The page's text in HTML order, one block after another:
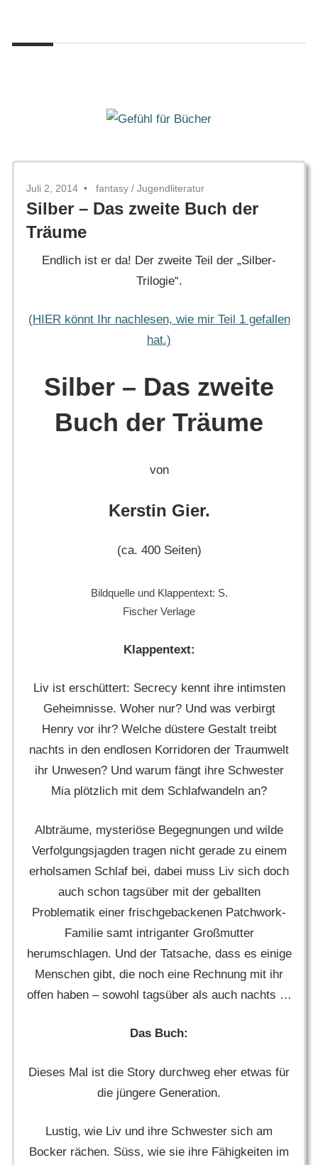
springen
Gefühl
für
Juli 2, 2014 fantasy / Jugendliteratur
Silber – Das zweite Buch der
Träume
Endlich ist er da! Der zweite Teil der „Silber-
Trilogie“.
(HIER könnt Ihr nachlesen, wie mir Teil 1 gefallen
hat.)
Silber – Das zweite
Buch der Träume
von
Kerstin Gier.
(ca. 400 Seiten)
Bildquelle und Klappentext: S.
Fischer Verlage
Klappentext:
Liv ist erschüttert: Secrecy kennt ihre intimsten
Geheimnisse. Woher nur? Und was verbirgt
Henry vor ihr? Welche düstere Gestalt treibt
nachts in den endlosen Korridoren der Traumwelt
ihr Unwesen? Und warum fängt ihre Schwester
Mia plötzlich mit dem Schlafwandeln an?
Albträume, mysteriöse Begegnungen und wilde
Verfolgungsjagden tragen nicht gerade zu einem
erholsamen Schlaf bei, dabei muss Liv sich doch
auch schon tagsüber mit der geballten
Problematik einer frischgebackenen Patchwork-
Familie samt intriganter Großmutter
herumschlagen. Und der Tatsache, dass es einige
Menschen gibt, die noch eine Rechnung mit ihr
offen haben – sowohl tagsüber als auch nachts …
Das Buch:
Dieses Mal ist die Story durchweg eher etwas für
die jüngere Generation.
Lustig, wie Liv und ihre Schwester sich am
Bocker rächen. Süss, wie sie ihre Fähigkeiten im